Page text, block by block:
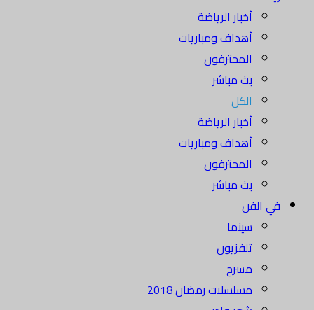
أخبار الرياضة
أهداف ومباريات
المحترفون
بث مباشر
الكل
أخبار الرياضة
أهداف ومباريات
المحترفون
بث مباشر
في الفن
سينما
تلفزيون
مسرح
مسلسلات رمضان 2018